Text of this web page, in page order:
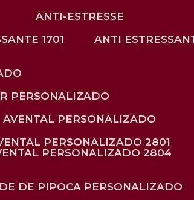
ANTI-ESTRESSE
1701 ANTI
PERSONALIZADO
AVENTAL PERSONALIZADO
PERSONALIZADO 2801
PERSONALIZADO 2804
DE PIPOCA PERSONALIZADO